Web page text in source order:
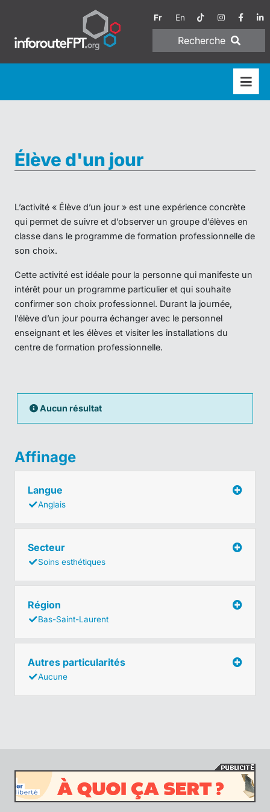
Fr En
Recherche
Élève d'un jour
L’activité « Élève d’un jour » est une expérience concrète
qui permet de suivre et d’observer un groupe d’élèves en
classe dans le programme de formation professionnelle de
son choix.
Cette activité est idéale pour la personne qui manifeste un
intérêt pour un programme particulier et qui souhaite
confirmer son choix professionnel. Durant la journée,
l’élève d’un jour pourra échanger avec le personnel
enseignant et les élèves et visiter les installations du
centre de formation professionnelle.
Aucun résultat
Affinage
Langue
Anglais
Secteur
Soins esthétiques
Région
Bas-Saint-Laurent
Autres particularités
Aucune